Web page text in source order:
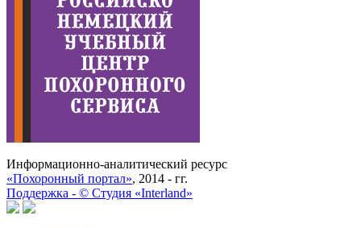
Информационно-аналитический ресурс
«Похоронный портал», 2014 - гг.
Поддержка - © Cтудия «Interland»